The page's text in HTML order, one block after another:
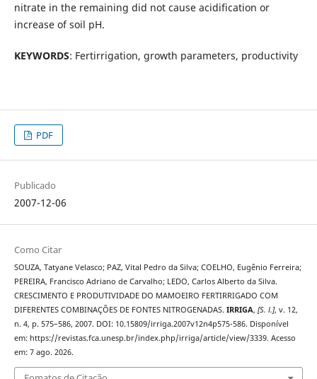
nitrate in the remaining did not cause acidification or
increase of soil pH.
KEYWORDS: Fertirrigation, growth parameters, productivity
PDF
Publicado
2007-12-06
Como Citar
SOUZA, Tatyane Velasco; PAZ, Vital Pedro da Silva; COELHO, Eugênio Ferreira;
PEREIRA, Francisco Adriano de Carvalho; LEDO, Carlos Alberto da Silva.
CRESCIMENTO E PRODUTIVIDADE DO MAMOEIRO FERTIRRIGADO COM
DIFERENTES COMBINAÇÕES DE FONTES NITROGENADAS. IRRIGA, [S. l.], v. 12,
n. 4, p. 575–586, 2007. DOI: 10.15809/irriga.2007v12n4p575-586. Disponível
em: https://revistas.fca.unesp.br/index.php/irriga/article/view/3339. Acesso
em: 7 ago. 2026.